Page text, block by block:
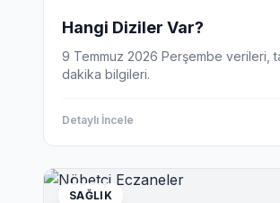
Hangi Diziler Var?
9 Temmuz 2026 Perşembe verileri,
dakika bilgileri.
Detaylı İncele
SAĞLIK